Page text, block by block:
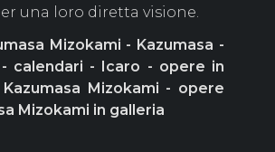
una loro diretta visione.
Mizokami - Kazumasa -
calendari - Icaro - opere in
Mizokami - opere
Mizokami in galleria